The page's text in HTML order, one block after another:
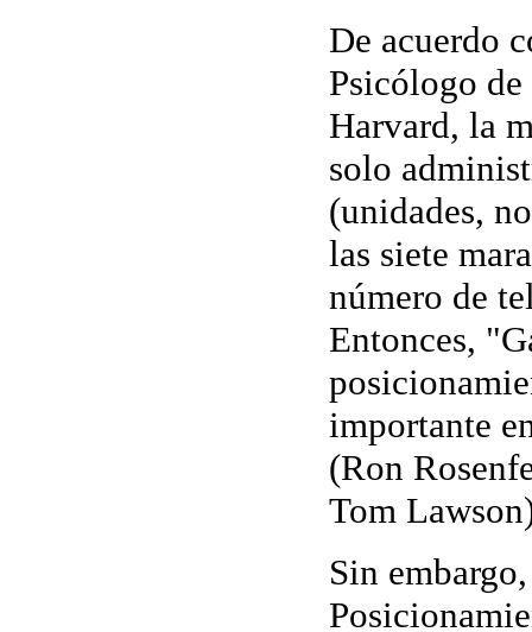
De acuerdo
Psicólogo
Harvard, la
solo a
(unidades,
las siete
número de
Entonces,
importante
(Ron
Tom
Sin